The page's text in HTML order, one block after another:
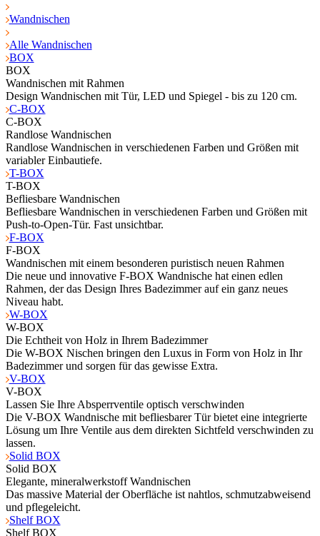
Wandnischen
Alle Wandnischen
BOX
BOX
Wandnischen mit Rahmen
Design Wandnischen mit Tür, LED und Spiegel - bis zu 120 cm.
C-BOX
C-BOX
Randlose Wandnischen
Randlose Wandnischen in verschiedenen Farben und Größen mit
variabler Einbautiefe.
T-BOX
T-BOX
Befliesbare Wandnischen
Befliesbare Wandnischen in verschiedenen Farben und Größen mit
Push-to-Open-Tür. Fast unsichtbar.
F-BOX
F-BOX
Wandnischen mit einem besonderen puristisch neuen Rahmen
Die neue und innovative F-BOX Wandnische hat einen edlen
Rahmen, der das Design Ihres Badezimmer auf ein ganz neues
Niveau habt.
W-BOX
W-BOX
Die Echtheit von Holz in Ihrem Badezimmer
Die W-BOX Nischen bringen den Luxus in Form von Holz in Ihr
Badezimmer und sorgen für das gewisse Extra.
V-BOX
V-BOX
Lassen Sie Ihre Absperrventile optisch verschwinden
Die V-BOX Wandnische mit befliesbarer Tür bietet eine integrierte
Lösung um Ihre Ventile aus dem direkten Sichtfeld verschwinden zu
lassen.
Solid BOX
Solid BOX
Elegante, mineralwerkstoff Wandnischen
Das massive Material der Oberfläche ist nahtlos, schmutzabweisend
und pflegeleicht.
Shelf BOX
Shelf BOX